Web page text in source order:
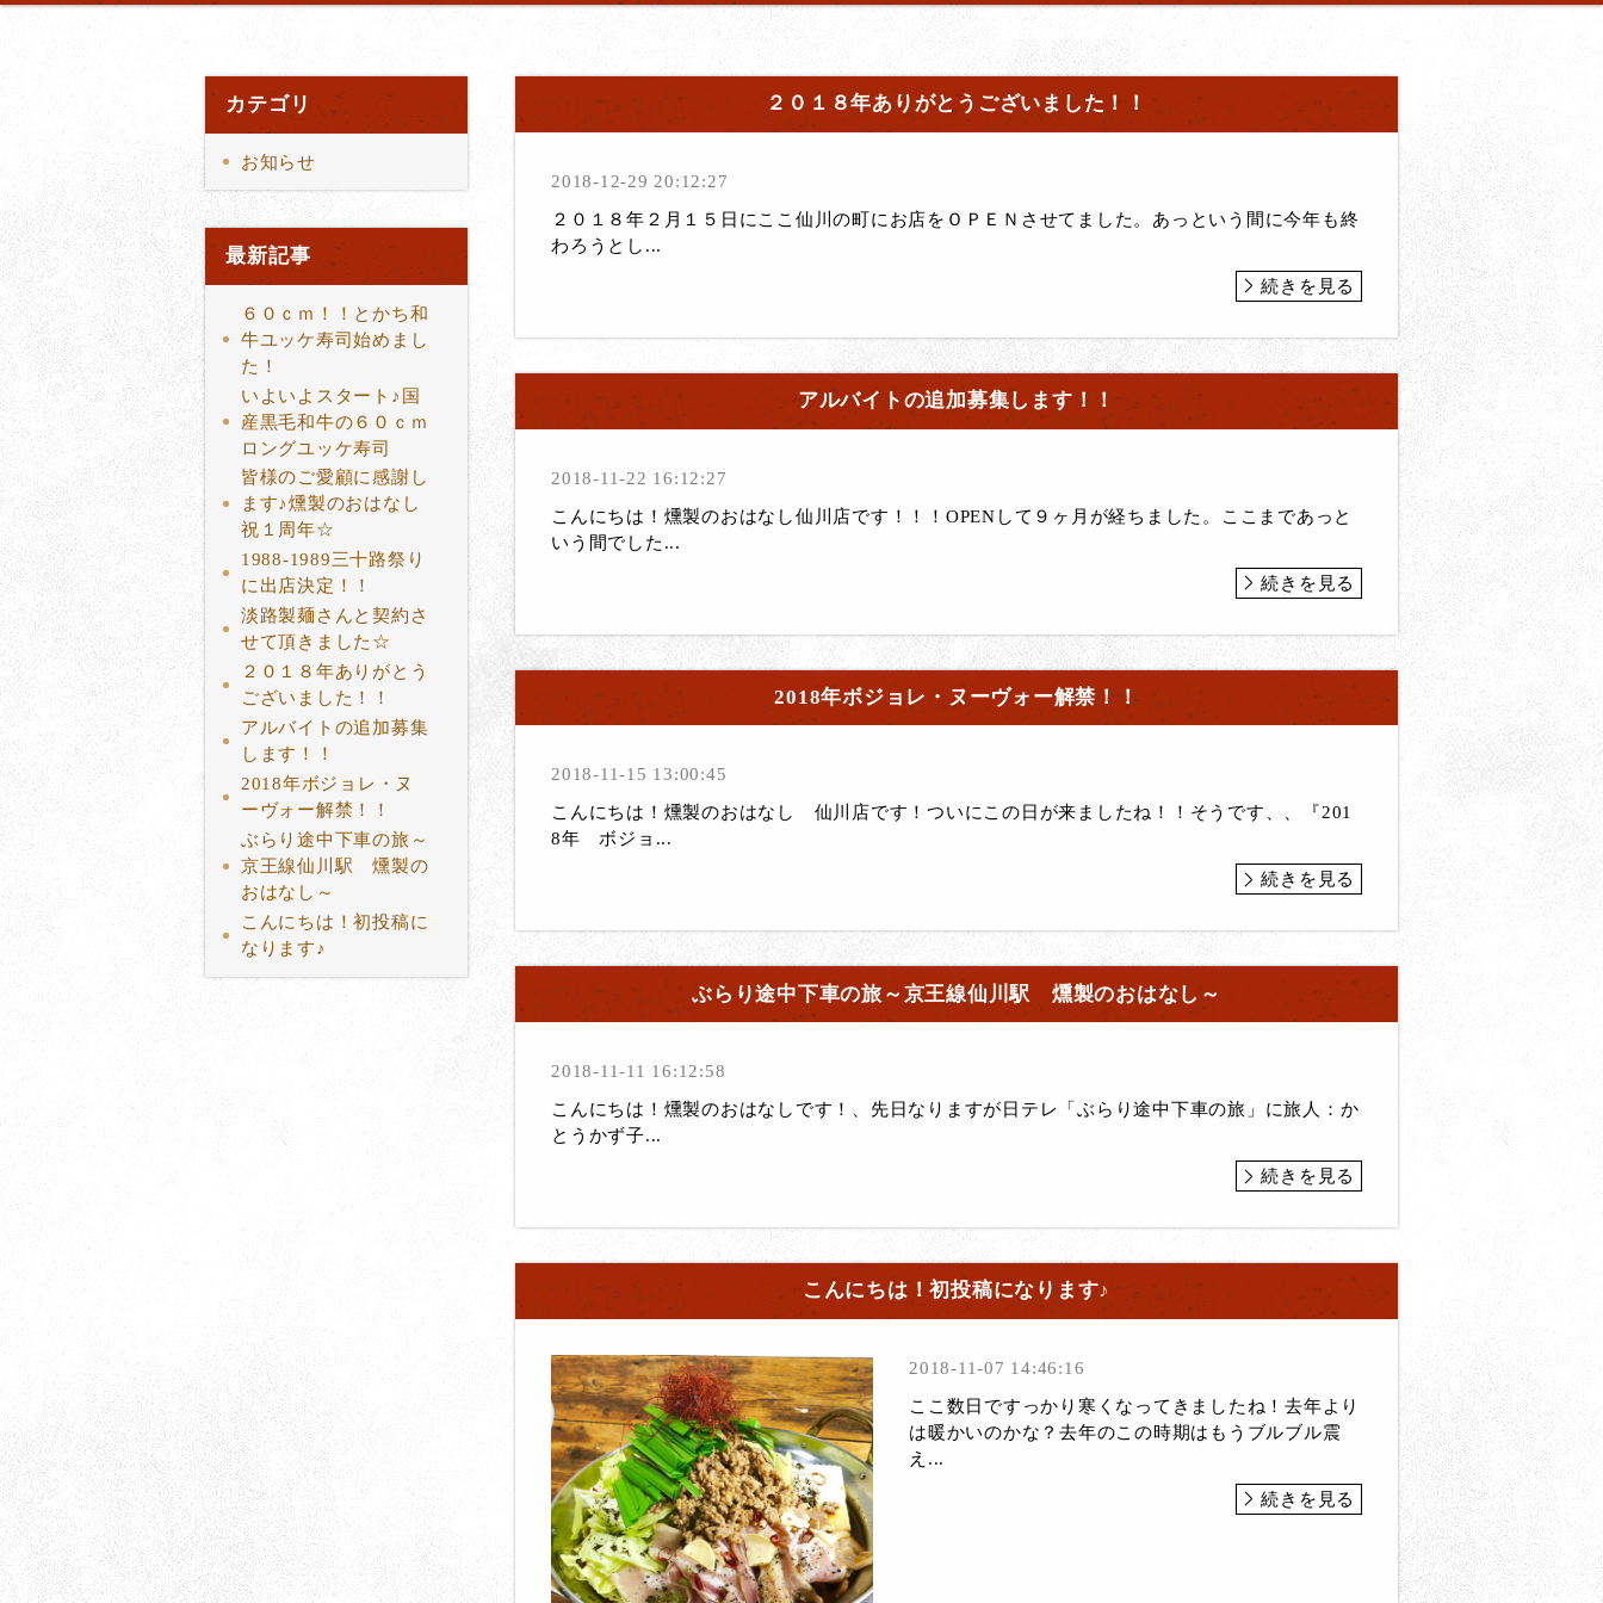
カテゴリ
お知らせ
最新記事
６０ｃｍ！！とかち和
牛ユッケ寿司始めまし
た！
いよいよスタート♪国
産黒毛和牛の６０ｃｍ
ロングユッケ寿司
皆様のご愛顧に感謝し
ます♪燻製のおはなし
祝１周年☆
1988-1989三十路祭り
に出店決定！！
淡路製麺さんと契約さ
せて頂きました☆
２０１８年ありがとう
ございました！！
アルバイトの追加募集
します！！
2018年ボジョレ・ヌ
ーヴォー解禁！！
ぶらり途中下車の旅～
京王線仙川駅 燻製の
おはなし～
こんにちは！初投稿に
なります♪
２０１８年ありがとうございました！！
2018-12-29 20:12:27
２０１８年２月１５日にここ仙川の町にお店をＯＰＥＮさせてました。あっという間に今年も終
わろうとし...
続きを見る
アルバイトの追加募集します！！
2018-11-22 16:12:27
こんにちは！燻製のおはなし仙川店です！！！OPENして９ヶ月が経ちました。ここまであっと
いう間でした...
続きを見る
2018年ボジョレ・ヌーヴォー解禁！！
2018-11-15 13:00:45
こんにちは！燻製のおはなし 仙川店です！ついにこの日が来ましたね！！そうです、、『201
8年 ボジョ...
続きを見る
ぶらり途中下車の旅～京王線仙川駅 燻製のおはなし～
2018-11-11 16:12:58
こんにちは！燻製のおはなしです！、先日なりますが日テレ「ぶらり途中下車の旅」に旅人：か
とうかず子...
続きを見る
こんにちは！初投稿になります♪
2018-11-07 14:46:16
ここ数日ですっかり寒くなってきましたね！去年より
は暖かいのかな？去年のこの時期はもうブルブル震
え...
続きを見る